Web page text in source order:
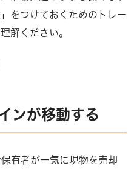
をつけておくためのトレー
解ください。
ンが移動する
有者が一気に現物を売却